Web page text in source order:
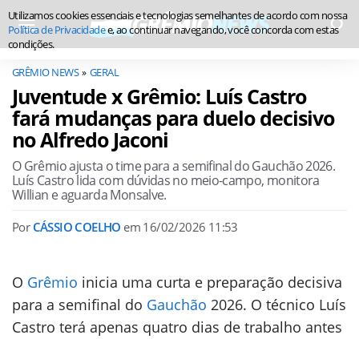
GRÊMIO NEWS GERAL
Juventude x Grêmio: Luís Castro
fará mudanças para duelo decisivo
no Alfredo Jaconi
O Grêmio ajusta o time para a semifinal do Gauchão 2026.
Luís Castro lida com dúvidas no meio-campo, monitora
Willian e aguarda Monsalve.
Por CÁSSIO COELHO em 16/02/2026 11:53
O Grêmio inicia uma curta e preparação decisiva
para a semifinal do Gauchão 2026. O técnico Luís
Castro terá apenas quatro dias de trabalho antes
Utilizamos cookies essenciais e tecnologias semelhantes de acordo com nossa
Política de Privacidadee, ao continuar navegando, você concorda com estas
condições.